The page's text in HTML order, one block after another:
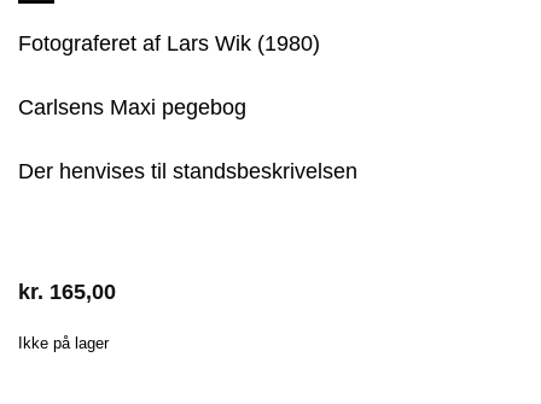
Fotograferet af Lars Wik (1980)
Carlsens Maxi pegebog
Der henvises til standsbeskrivelsen
kr. 165,00
Ikke på lager